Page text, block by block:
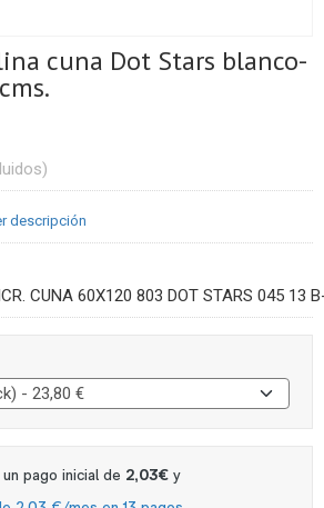
cuna Dot Stars blanco-
descripción
CUNA 60X120 803 DOT STARS 045 13